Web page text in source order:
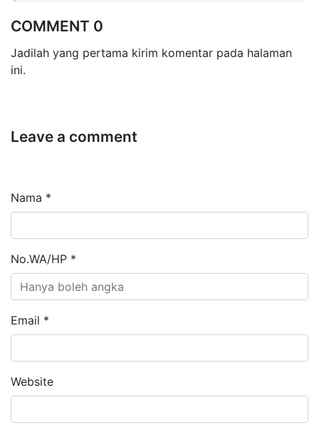
COMMENT 0
Jadilah yang pertama kirim komentar pada halaman
ini.
Leave a comment
Nama *
No.WA/HP *
Email *
Website